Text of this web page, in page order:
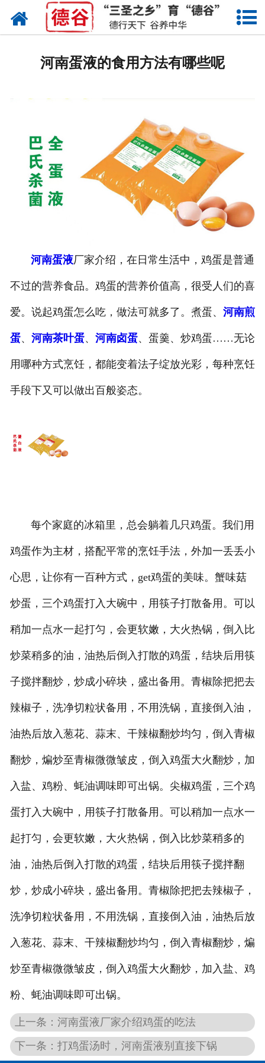
网站首页
产品中心
新闻中心
走进德谷
招商加盟
联系我们
河南蛋液的食用方法有哪些呢
河南蛋液厂家介绍，在日常生活中，鸡蛋是普通
不过的营养食品。鸡蛋的营养价值高，很受人们的喜
爱。说起鸡蛋怎么吃，做法可就多了。煮蛋、 河南煎
蛋、 河南茶叶蛋、 河南卤蛋、蛋羹、炒鸡蛋……无论
用哪种方式烹饪，都能变着法子绽放光彩，每种烹饪
手段下又可以做出百般姿态。
每个家庭的冰箱里，总会躺着几只鸡蛋。我们用
鸡蛋作为主材，搭配平常的烹饪手法，外加一丢丢小
心思，让你有一百种方式，get鸡蛋的美味。蟹味菇
炒蛋，三个鸡蛋打入大碗中，用筷子打散备用。可以
稍加一点水一起打匀，会更软嫩，大火热锅，倒入比
炒菜稍多的油，油热后倒入打散的鸡蛋，结块后用筷
子搅拌翻炒，炒成小碎块，盛出备用。青椒除把把去
辣椒子，洗净切粒状备用，不用洗锅，直接倒入油，
油热后放入葱花、蒜末、干辣椒翻炒均匀，倒入青椒
翻炒，煸炒至青椒微微皱皮，倒入鸡蛋大火翻炒，加
入盐、鸡粉、蚝油调味即可出锅。尖椒鸡蛋，三个鸡
蛋打入大碗中，用筷子打散备用。可以稍加一点水一
起打匀，会更软嫩，大火热锅，倒入比炒菜稍多的
油，油热后倒入打散的鸡蛋，结块后用筷子搅拌翻
炒，炒成小碎块，盛出备用。青椒除把把去辣椒子，
洗净切粒状备用，不用洗锅，直接倒入油，油热后放
入葱花、蒜末、干辣椒翻炒均匀，倒入青椒翻炒，煸
炒至青椒微微皱皮，倒入鸡蛋大火翻炒，加入盐、鸡
粉、蚝油调味即可出锅。
上一条：河南蛋液厂家介绍鸡蛋的吃法
下一条：打鸡蛋汤时，河南蛋液别直接下锅